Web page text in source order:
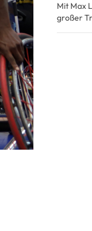
Mit Max
großer